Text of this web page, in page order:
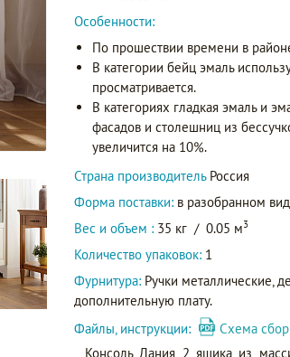
Особенности:
По прошествии времени в
В категории бейц эмаль
просматривается.
В категориях гладкая эмаль и
фасадов и столешниц из
увеличится на 10%.
Страна производитель Россия
Форма поставки: в разобранном
Вес и объем : 35 кг / 0.05 м3
Количество упаковок: 1
Фурнитура: Ручки металлические,
дополнительную плату.
Файлы, инструкции:
Схема
Консоль Дания 2 ящика из